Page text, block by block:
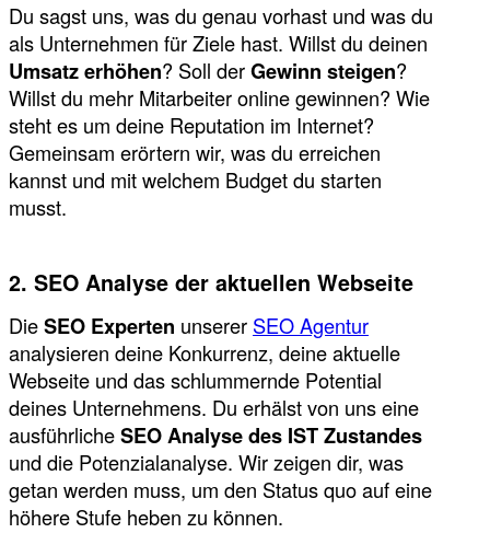
Du sagst uns, was du genau vorhast und was du
als Unternehmen für Ziele hast. Willst du deinen
Umsatz erhöhen? Soll derGewinn steigen?
Willst du mehr Mitarbeiter online gewinnen? Wie
steht es um deine Reputation im Internet?
Gemeinsam erörtern wir, was du erreichen
kannst und mit welchem Budget du starten
musst.
2. SEO Analyse der aktuellen Webseite
DieSEO Experten unserer SEO Agentur
analysieren deine Konkurrenz, deine aktuelle
Webseite und das schlummernde Potential
deines Unternehmens. Du erhälst von uns eine
ausführlicheSEO Analyse des IST Zustandes
und die Potenzialanalyse. Wir zeigen dir, was
getan werden muss, um den Status quo auf eine
höhere Stufe heben zu können.